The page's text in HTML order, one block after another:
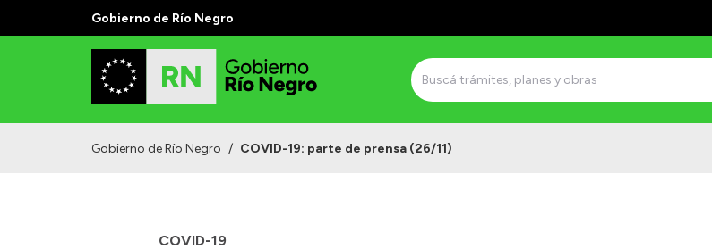
Gobierno de Río Negro
Gobierno de Río Negro / COVID-19: parte de prensa (26/11)
COVID-19